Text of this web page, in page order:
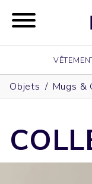
Objets / Mugs &